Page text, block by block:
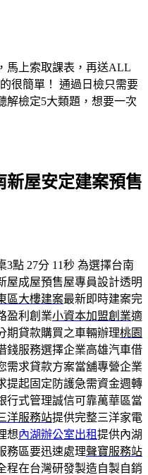
馬上索取課表，再送ALL
很簡單！ 通過日檢只需要
解檢定5大類題，想要一次
新屋安定建案預售
3點 27分 11秒 為選擇台南
屋成屋預售屋專員設計透明
區大樓建案最新即時建案完
盈利創業小資本加盟創業適
期貸款購買之車輛辦理桃園
錢服務選擇企業高雄汽車借
需求貸款方案當舖專營企業
提起固定防護急需資金週轉
行式管理誠信可靠萬華區當
洋服務站提供完整三洋家電
想內湖辦公室出租提供內湖
務區要迅速處理聲寶服務站
程在台灣研發製造自製自銷